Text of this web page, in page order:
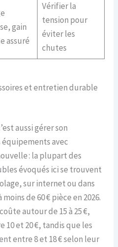
gain
assuré
Vérifier la
tension pour
éviter les
chutes
et entretien durable
aussi gérer son
avec
: la plupart des
évoqués ici se trouvent
sur internet ou dans
de 60 € pièce en 2026.
autour de 15 à 25 €,
et 20 €, tandis que les
entre 8 et 18 € selon leur